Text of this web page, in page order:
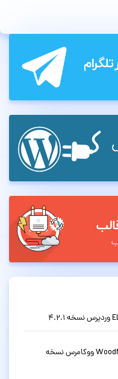
قالب فروشگاهی چندمنظوره وودمارت WoodMart ووکامرس نسخه